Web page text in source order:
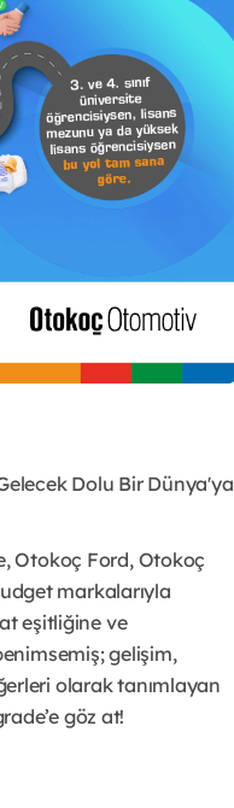
Dolu Bir Dünya'ya
Otokoç Ford, Otokoç
markalarıyla
eşitliğine ve
gelişim,
olarak tanımlayan
göz at!